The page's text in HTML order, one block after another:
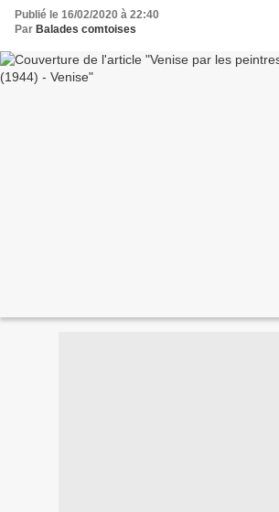
Publié le 16/02/2020 à 22:40
Par Balades comtoises